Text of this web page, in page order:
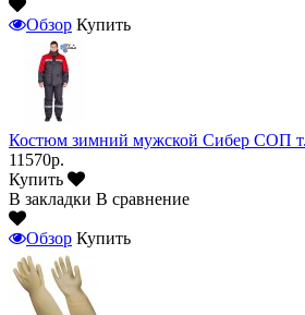
Обзор Купить
Костюм зимний мужской Сибер СОП
11570р.
Купить
В закладки В сравнение
Обзор Купить